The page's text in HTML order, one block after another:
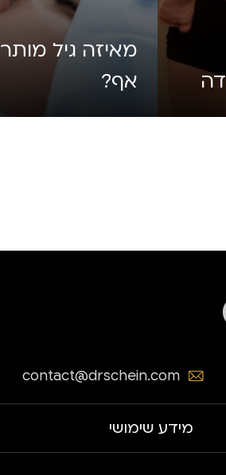
מאיזה גיל
אף?
contact@drschein.com
מידע שימושי